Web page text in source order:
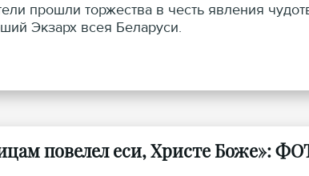
прошли торжества в честь явления
Экзарх всея Беларуси.
повелел еси, Христе Боже»: